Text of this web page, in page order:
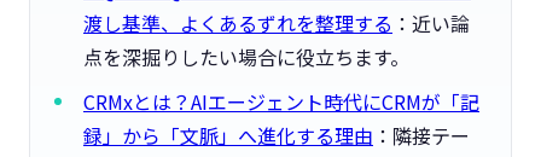
渡し基準、よくあるずれを整理する ：近い論
点を深掘りしたい場合に役立ちます。
CRMxとは？AIエージェント時代にCRMが「記
録」から「文脈」へ進化する理由 ：隣接テー